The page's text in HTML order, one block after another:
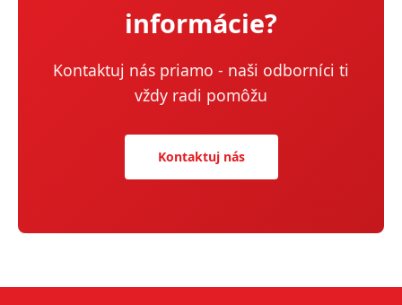
informácie?
Kontaktuj nás priamo - naši odborníci ti
vždy radi pomôžu
Kontaktuj nás